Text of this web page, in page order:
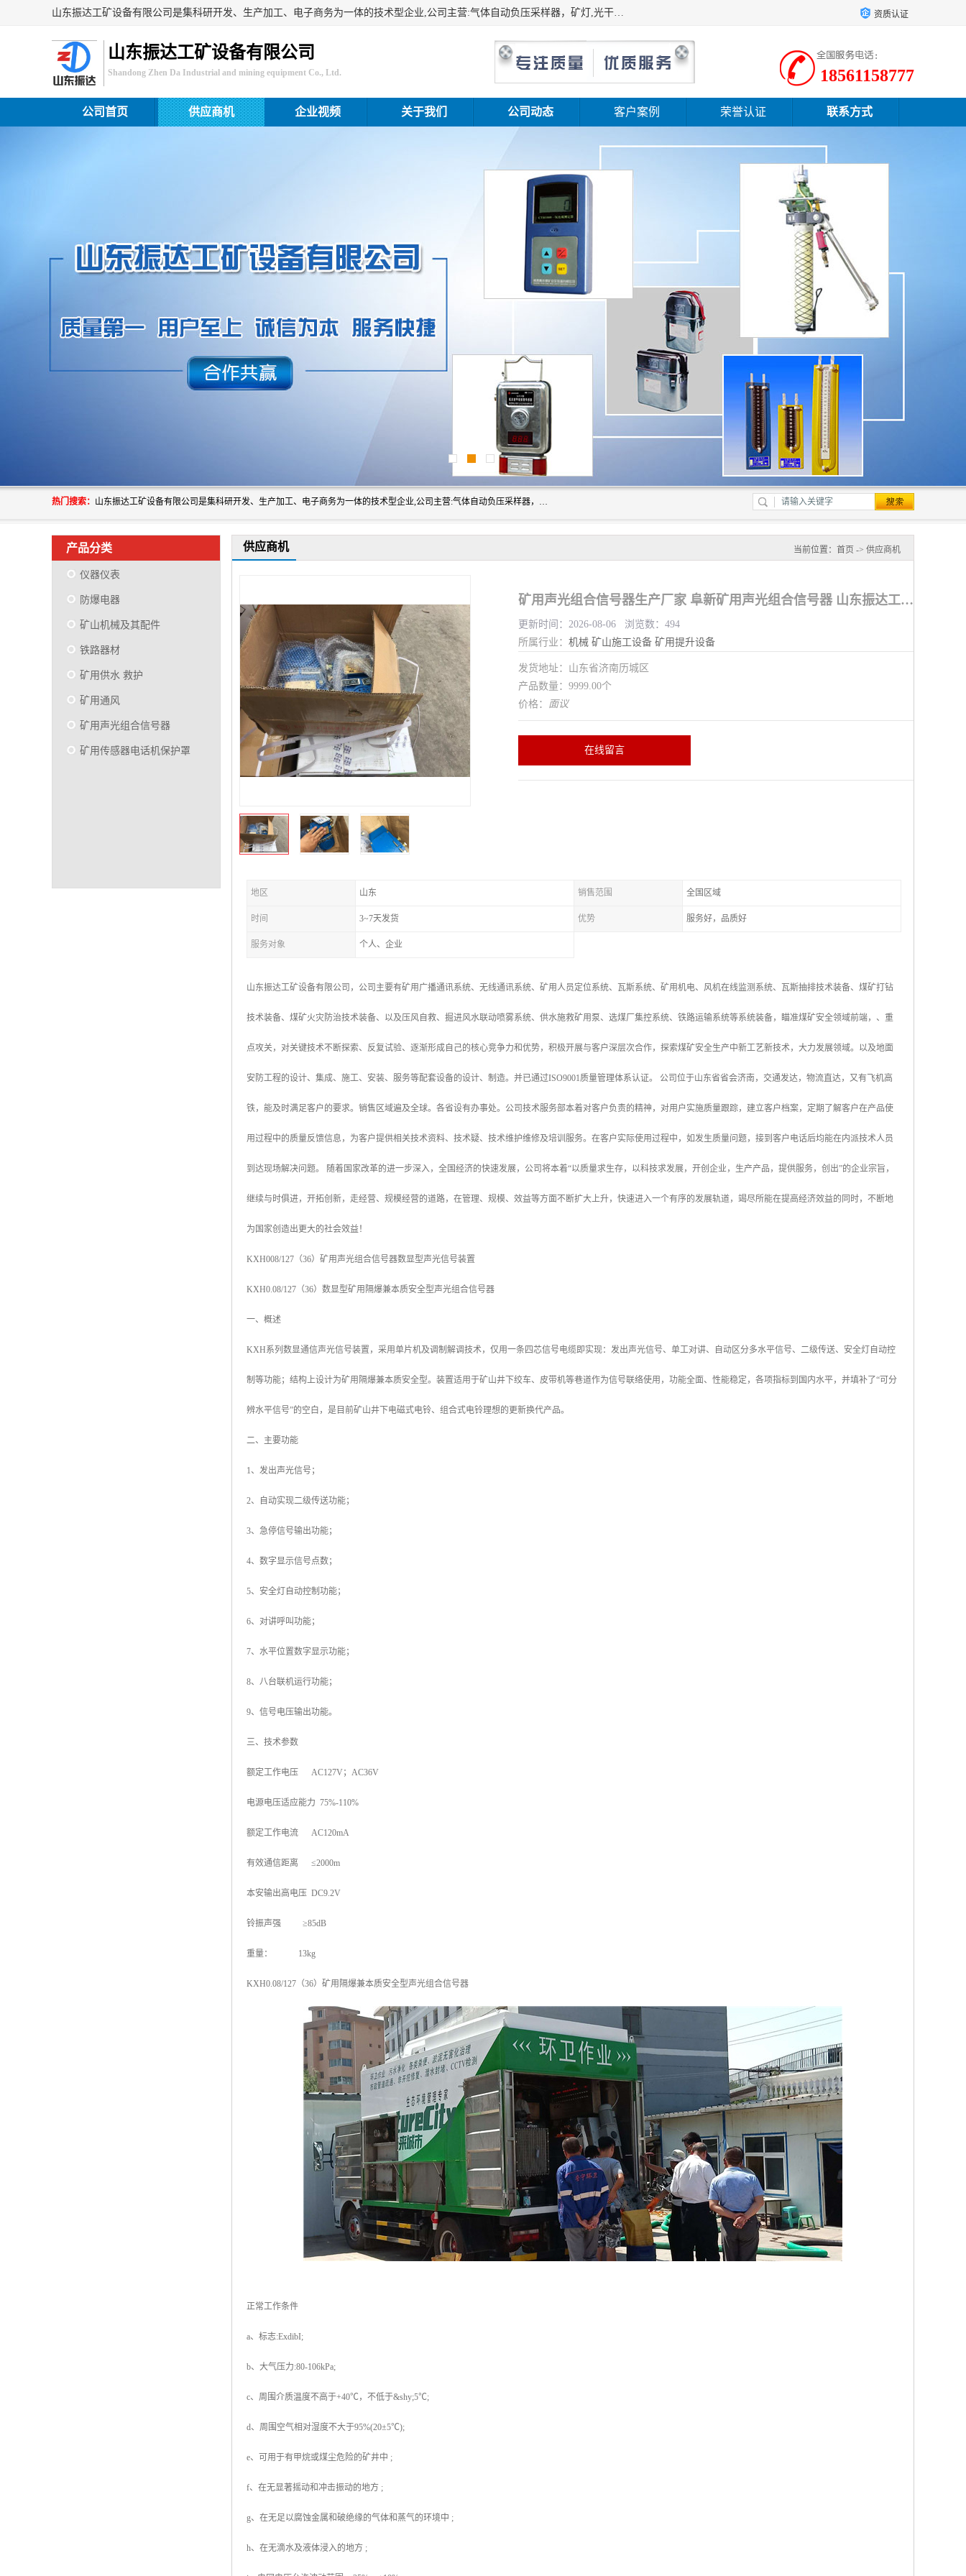
山东振达工矿设备有限公司是集科研开发、生产加工、电子商务为一体的技术型企业,公司主营:气体自动负压采样器，矿灯,光干涉甲烷测定器及其校验仪,甲烷报警仪及其校验装置,甲烷传感器校验装置,粉尘校验装置,煤尘爆炸校验装置,高压水表,三点测径规,圆型规,钢规磨耗仪,第四种检查器,内距尺,轮径尺,样板等铁路配件仪表,矿用设备等产品. 资质认证
山东振达工矿设备有限公司
Shandong Zhen Da Industrial and mining equipment Co., Ltd. 18561158777
公司首页 供应商机 企业视频 关于我们 公司动态 客户案例 荣誉认证 联系方式
热门搜索： 山东振达工矿设备有限公司是集科研开发、生产加工、电子商务为一体的技术型企业,公司主营:气体自动负压采样器，矿灯,光干涉甲烷测定器及其校验仪,甲烷报警仪及其校验装置,甲烷传感器校验装置,粉尘校验装置,煤尘爆炸校验装置,高压水表,三点测径规,圆型规,钢规磨耗仪,第四种检查器,内距尺,轮径尺,样板等铁路配件仪表,矿用设备等产品.
产品分类
仪器仪表
防爆电器
矿山机械及其配件
铁路器材
矿用供水 救护
矿用通风
矿用声光组合信号器
矿用传感器电话机保护罩
供应商机 当前位置： 首页 -> 供应商机
矿用声光组合信号器生产厂家 阜新矿用声光组合信号器 山东振达工矿设备有限公司
更新时间：2026-08-06 浏览数：494
所属行业： 机械 矿山施工设备 矿用提升设备
发货地址：山东省济南历城区
产品数量：9999.00个
价格： 面议
在线留言
地区 山东 销售范围 全国区域
时间 3~7天发货 优势 服务好，品质好
服务对象 个人、企业
山东振达工矿设备有限公司，公司主要有矿用广播通讯系统、无线通讯系统、矿用人员定位系统、瓦斯系统、矿用机电、风机在线监测系统、瓦斯抽排技术装备、煤矿打钻
技术装备、煤矿火灾防治技术装备、以及压风自救、掘进风水联动喷雾系统、供水施救矿用泵、选煤厂集控系统、铁路运输系统等系统装备，瞄准煤矿安全领域前端，、重
点攻关，对关键技术不断探索、反复试验、逐渐形成自己的核心竞争力和优势，积极开展与客户深层次合作，探索煤矿安全生产中新工艺新技术，大力发展领域。以及地面
安防工程的设计、集成、施工、安装、服务等配套设备的设计、制造。并已通过ISO9001质量管理体系认证。 公司位于山东省省会济南，交通发达，物流直达，又有飞机高
铁，能及时满足客户的要求。销售区域遍及全球。各省设有办事处。公司技术服务部本着对客户负责的精神，对用户实施质量跟踪，建立客户档案，定期了解客户在产品使
用过程中的质量反馈信息，为客户提供相关技术资料、技术疑、技术维护维修及培训服务。在客户实际使用过程中，如发生质量问题，接到客户电话后均能在内派技术人员
到达现场解决问题。 随着国家改革的进一步深入，全国经济的快速发展，公司将本着“以质量求生存，以科技求发展，开创企业，生产产品，提供服务，创出”的企业宗旨，
继续与时俱进，开拓创新，走经营、规模经营的道路，在管理、规模、效益等方面不断扩大上升，快速进入一个有序的发展轨道，竭尽所能在提高经济效益的同时，不断地
为国家创造出更大的社会效益！
KXH008/127（36）矿用声光组合信号器数显型声光信号装置
KXH0.08/127（36）数显型矿用隔爆兼本质安全型声光组合信号器
一、概述
KXH系列数显通信声光信号装置，采用单片机及调制解调技术，仅用一条四芯信号电缆即实现：发出声光信号、单工对讲、自动区分多水平信号、二级传送、安全灯自动控
制等功能；结构上设计为矿用隔爆兼本质安全型。装置适用于矿山井下绞车、皮带机等巷道作为信号联络使用，功能全面、性能稳定，各项指标到国内水平，并填补了“可分
辨水平信号”的空白，是目前矿山井下电磁式电铃、组合式电铃理想的更新换代产品。
二、主要功能
1、发出声光信号；
2、自动实现二级传送功能；
3、急停信号输出功能；
4、数字显示信号点数；
5、安全灯自动控制功能；
6、对讲呼叫功能；
7、水平位置数字显示功能；
8、八台联机运行功能；
9、信号电压输出功能。
三、技术参数
额定工作电压 AC127V；AC36V
电源电压适应能力 75%-110%
额定工作电流 AC120mA
有效通信距离 ≤2000m
本安输出高电压 DC9.2V
铃振声强 ≥85dB
重量： 13kg
KXH0.08/127（36）矿用隔爆兼本质安全型声光组合信号器
正常工作条件
a、标志:ExdibI;
b、大气压力:80-106kPa;
c、周围介质温度不高于+40℃，不低于&shy;5℃;
d、周围空气相对湿度不大于95%(20±5℃);
e、可用于有甲烷或煤尘危险的矿井中 ;
f、在无显著摇动和冲击振动的地方 ;
g、在无足以腐蚀金属和破绝缘的气体和蒸气的环境中 ;
h、在无滴水及液体浸入的地方 ;